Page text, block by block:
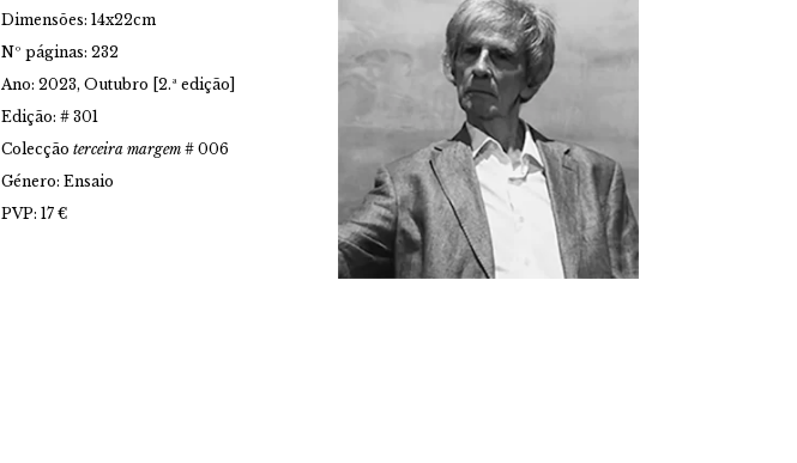
Dimensões: 14x22cm
Nº páginas: 232
Ano: 2023, Outubro [2.ª edição]
Edição: # 301
Colecção terceira margem# 006
Género: Ensaio
PVP: 17 €